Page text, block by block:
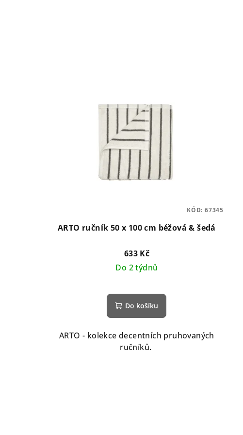
ARTO ručník 50 x 100 cm béžová & šedá
633 Kč
Do 2 týdnů
Do košíku
ARTO - kolekce decentních pruhovaných
ručníků.
KÓD: 67345